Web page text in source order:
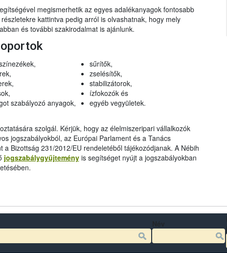
megismerhetik az egyes adalékanyagok fontosabb
kattintva pedig arról is olvashatnak, hogy mely
és további szakirodalmat is ajánlunk.
szabályozó anyagok,
sűrítők,
zselésítők,
stabilizátorok,
ízfokozók és
egyéb vegyületek.
szolgál. Kérjük, hogy az élelmiszeripari vállalkozók
jogszabályokból, az Európai Parlament és a Tanács
a Bizottság 231/2012/EU rendeletéből tájékozódjanak. A Nébih
jogszabálygyűjteményis segítséget nyújt a jogszabályokban